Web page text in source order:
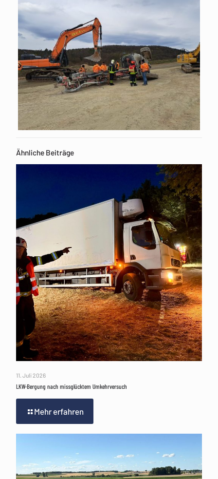
Ähnliche Beiträge
11. Juli 2026
LKW-Bergung nach missglücktem Umkehrversuch
Mehr erfahren